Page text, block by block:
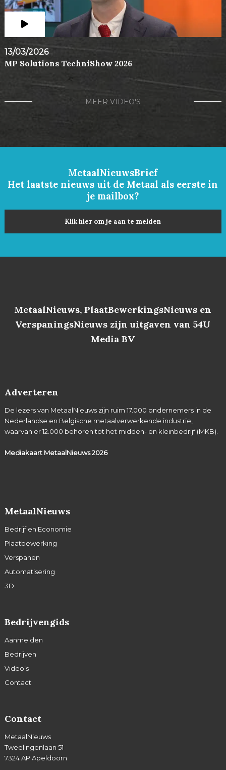
13/03/2026
MP Solutions TechniShow 2026
MEER VIDEO'S
MetaalNieuwsBrief
Het laatste nieuws uit de Metaal als eerste in
je mailbox?
Klik hier om je aan te melden
MetaalNieuws, PlaatBewerkingsNieuws en
VerspaningsNieuws zijn uitgaven van 54U
Media BV
Adverteren
De lezers van MetaalNieuws zijn ruim 17.000 ondernemers in de
Nederlandse en Belgische metaalverwerkende industrie,
waarvan er 12.000 behoren tot het midden- en kleinbedrijf (MKB).
Mediakaart MetaalNieuws2026
MetaalNieuws
Bedrijf en Economie
Plaatbewerking
Verspanen
Automatisering
3D
Bedrijvengids
Aanmelden
Bedrijven
Video’s
Contact
Contact
MetaalNieuws
Tweelingenlaan 51
7324 AP Apeldoorn